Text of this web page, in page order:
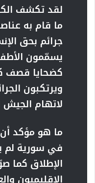
لقد تكشف
ما قام به
جرائم بحق
يسمّمون
كضحايا قصف
ويرتكبون
لاتهام
ما هو مؤكد أن
في سورية لم
الإطلاق كما